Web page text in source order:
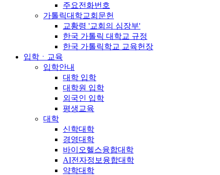
주요전화번호
가톨릭대학교회문헌
교황령 '교회의 심장부'
한국 가톨릭 대학교 규정
한국 가톨릭학교 교육헌장
입학ㆍ교육
입학안내
대학 입학
대학원 입학
외국인 입학
평생교육
대학
신학대학
경영대학
바이오헬스융합대학
AI전자정보융합대학
약학대학